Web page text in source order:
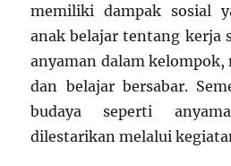
memiliki dampak sosial
anak belajar tentang kerja
anyaman dalam kelompok,
dan belajar bersabar.
budaya seperti
dilestarikan melalui